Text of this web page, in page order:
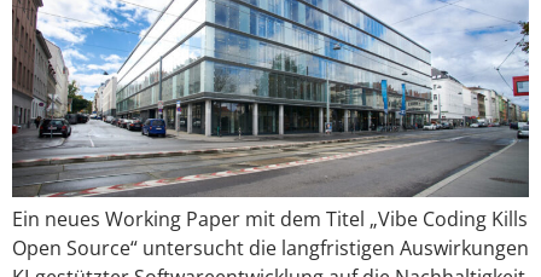
Ein neues Working Paper mit dem Titel „Vibe Coding Kills
Open Source“ untersucht die langfristigen Auswirkungen